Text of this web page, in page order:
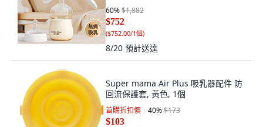
60%$1,882
$752
($752.00/1個)
8/20 預計送達
Super mama Air Plus 吸乳器配件 防
回流保護套, 黃色, 1個
首購折扣價 40%$173
$103